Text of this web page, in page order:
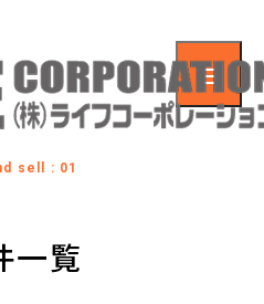
sell : 01
一覧